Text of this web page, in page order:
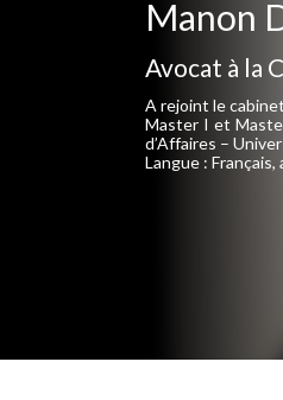
Manon
Avocat à la
A rejoint le
Master I et
d’Affaires –
Langue : Français,